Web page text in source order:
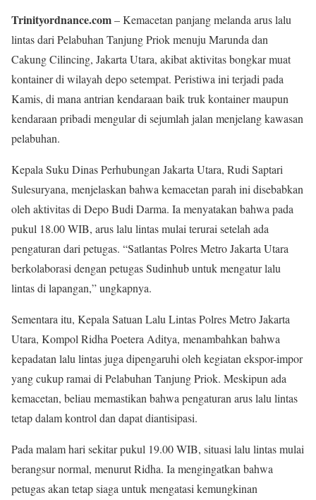
Trinityordnance.com– Kemacetan panjang melanda arus lalu
lintas dari Pelabuhan Tanjung Priok menuju Marunda dan
Cakung Cilincing, Jakarta Utara, akibat aktivitas bongkar muat
kontainer di wilayah depo setempat. Peristiwa ini terjadi pada
Kamis, di mana antrian kendaraan baik truk kontainer maupun
kendaraan pribadi mengular di sejumlah jalan menjelang kawasan
pelabuhan.
Kepala Suku Dinas Perhubungan Jakarta Utara, Rudi Saptari
Sulesuryana, menjelaskan bahwa kemacetan parah ini disebabkan
oleh aktivitas di Depo Budi Darma. Ia menyatakan bahwa pada
pukul 18.00 WIB, arus lalu lintas mulai terurai setelah ada
pengaturan dari petugas. “Satlantas Polres Metro Jakarta Utara
berkolaborasi dengan petugas Sudinhub untuk mengatur lalu
lintas di lapangan,” ungkapnya.
Sementara itu, Kepala Satuan Lalu Lintas Polres Metro Jakarta
Utara, Kompol Ridha Poetera Aditya, menambahkan bahwa
kepadatan lalu lintas juga dipengaruhi oleh kegiatan ekspor-impor
yang cukup ramai di Pelabuhan Tanjung Priok. Meskipun ada
kemacetan, beliau memastikan bahwa pengaturan arus lalu lintas
tetap dalam kontrol dan dapat diantisipasi.
Pada malam hari sekitar pukul 19.00 WIB, situasi lalu lintas mulai
berangsur normal, menurut Ridha. Ia mengingatkan bahwa
petugas akan tetap siaga untuk mengatasi kemungkinan